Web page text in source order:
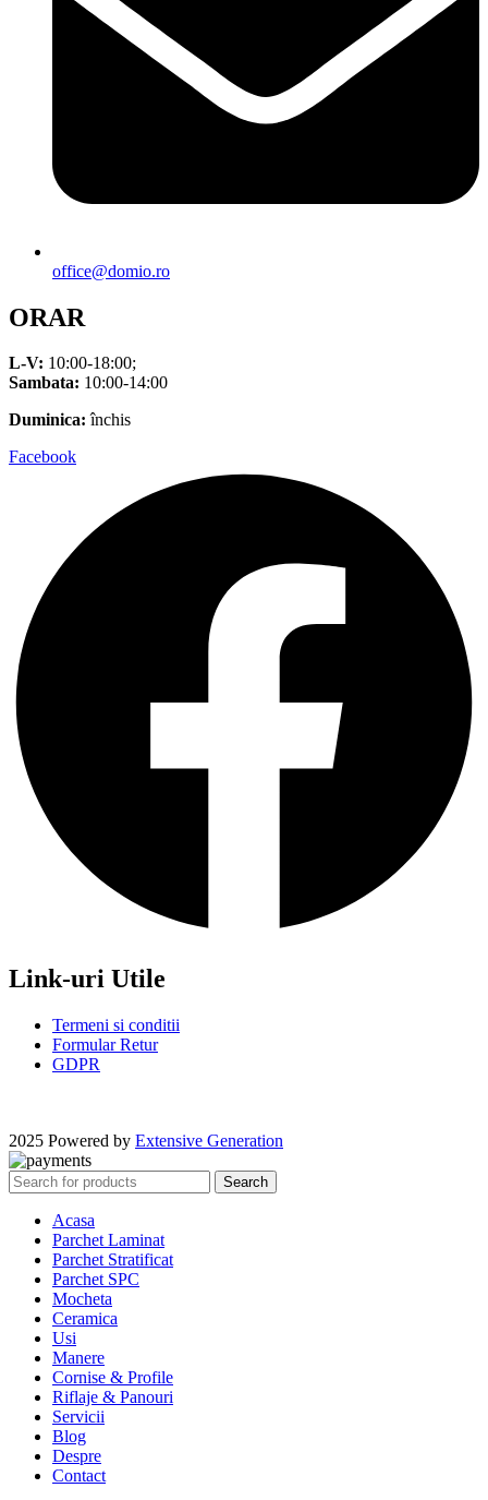
office@domio.ro
ORAR
L-V: 10:00-18:00;
Sambata: 10:00-14:00
Duminica: închis
Facebook
Link-uri Utile
Termeni si conditii
Formular Retur
GDPR
2025 Powered by Extensive Generation
Search
Acasa
Parchet Laminat
Parchet Stratificat
Parchet SPC
Mocheta
Ceramica
Usi
Manere
Cornise & Profile
Riflaje & Panouri
Servicii
Blog
Despre
Contact